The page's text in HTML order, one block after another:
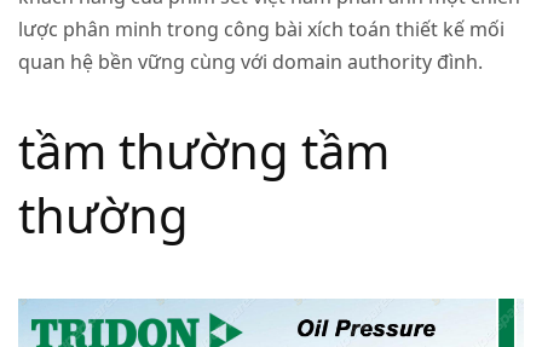
lược phân minh trong công bài xích toán thiết kế mối
quan hệ bền vững cùng với domain authority đình.
tầm thường tầm
thường